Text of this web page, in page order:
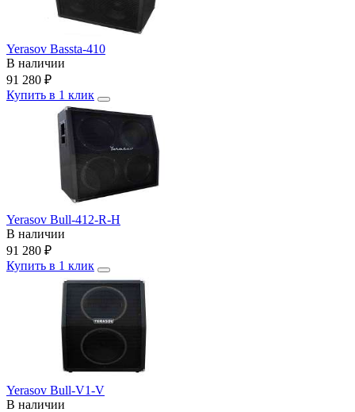
Yerasov Bassta-410
В наличии
91 280 ₽
Купить в 1 клик
Yerasov Bull-412-R-H
В наличии
91 280 ₽
Купить в 1 клик
Yerasov Bull-V1-V
В наличии